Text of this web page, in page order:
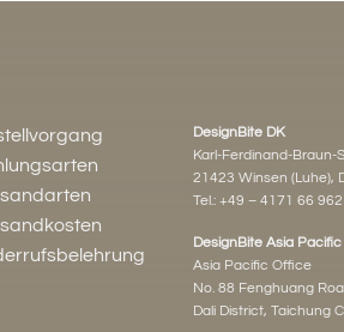
DesignBite DK
Karl-Ferdinand-Braun-
21423 Winsen (Luhe),
Tel.: +49 – 4171 66 962
DesignBite Asia Pacific
Asia Pacific Office
No. 88 Fenghuang
Dali District, Taichung